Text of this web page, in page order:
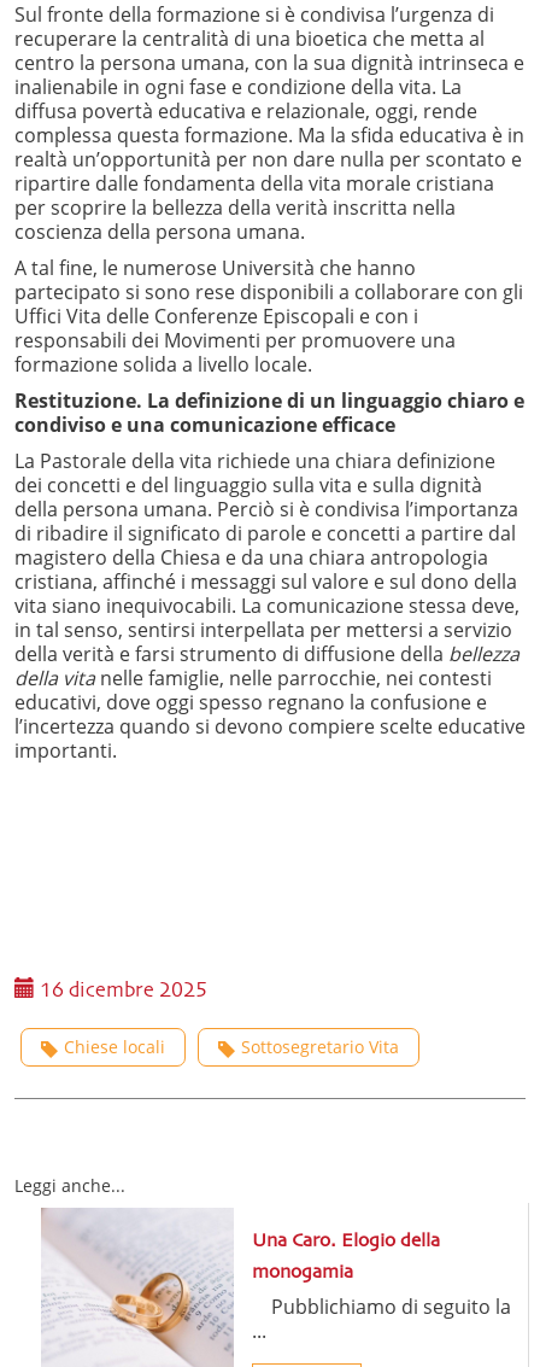
Sul fronte della formazione si è condivisa l’urgenza di
recuperare la centralità di una bioetica che metta al
centro la persona umana, con la sua dignità intrinseca e
inalienabile in ogni fase e condizione della vita. La
diffusa povertà educativa e relazionale, oggi, rende
complessa questa formazione. Ma la sfida educativa è in
realtà un’opportunità per non dare nulla per scontato e
ripartire dalle fondamenta della vita morale cristiana
per scoprire la bellezza della verità inscritta nella
coscienza della persona umana.
A tal fine, le numerose Università che hanno
partecipato si sono rese disponibili a collaborare con gli
Uffici Vita delle Conferenze Episcopali e con i
responsabili dei Movimenti per promuovere una
formazione solida a livello locale.
Restituzione. La definizione di un linguaggio chiaro e
condiviso e una comunicazione efficace
La Pastorale della vita richiede una chiara definizione
dei concetti e del linguaggio sulla vita e sulla dignità
della persona umana. Perciò si è condivisa l’importanza
di ribadire il significato di parole e concetti a partire dal
magistero della Chiesa e da una chiara antropologia
cristiana, affinché i messaggi sul valore e sul dono della
vita siano inequivocabili. La comunicazione stessa deve,
in tal senso, sentirsi interpellata per mettersi a servizio
della verità e farsi strumento di diffusione della bellezza
della vitanelle famiglie, nelle parrocchie, nei contesti
educativi, dove oggi spesso regnano la confusione e
l’incertezza quando si devono compiere scelte educative
importanti.
16 dicembre 2025
Chiese locali Sottosegretario Vita
Leggi anche...
Una Caro. Elogio della
monogamia
Pubblichiamo di seguito la
...